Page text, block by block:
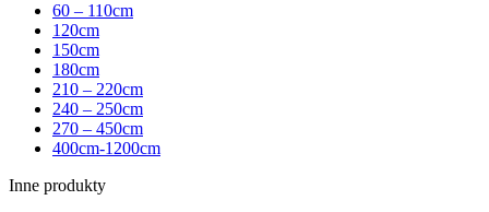
60 – 110cm
120cm
150cm
180cm
210 – 220cm
240 – 250cm
270 – 450cm
400cm-1200cm
Inne produkty